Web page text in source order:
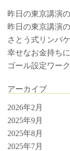
昨日の東京講演
昨日の東京講演
さとう式リンパ
幸せなお金持ち
ゴール設定ワー
アーカイブ
2026年2月
2025年9月
2025年8月
2025年7月